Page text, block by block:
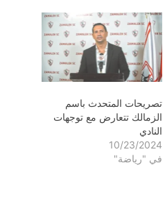
تصريحات المتحدث باسم
الزمالك تتعارض مع توجهات
النادي
10/23/2024
في "رياضة"